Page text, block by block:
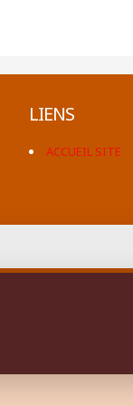
LIENS
ACCUEIL SITE